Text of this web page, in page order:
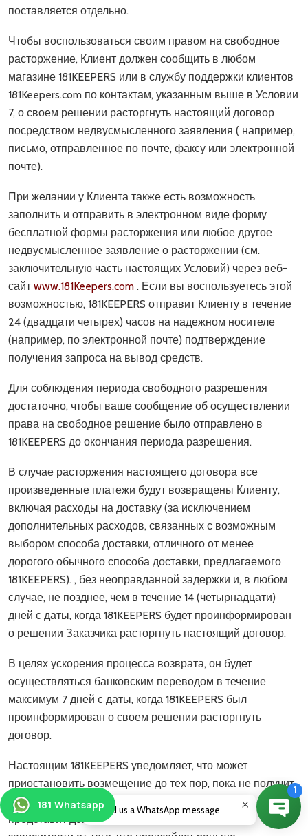
поставляется отдельно.
Чтобы воспользоваться своим правом на свободное
расторжение, Клиент должен сообщить в любом
магазине 181KEEPERS или в службу поддержки клиентов
181Keepers.com по контактам, указанным выше в Условии
7, о своем решении расторгнуть настоящий договор
посредством недвусмысленного заявления ( например,
письмо, отправленное по почте, факсу или электронной
почте).
При желании у Клиента также есть возможность
заполнить и отправить в электронном виде форму
бесплатной формы расторжения или любое другое
недвусмысленное заявление о расторжении (см.
заключительную часть настоящих Условий) через веб-
сайт www.181Keepers.com . Если вы воспользуетесь этой
возможностью, 181KEEPERS отправит Клиенту в течение
24 (двадцати четырех) часов на надежном носителе
(например, по электронной почте) подтверждение
получения запроса на вывод средств.
Для соблюдения периода свободного разрешения
достаточно, чтобы ваше сообщение об осуществлении
права на свободное решение было отправлено в
181KEEPERS до окончания периода разрешения.
В случае расторжения настоящего договора все
произведенные платежи будут возвращены Клиенту,
включая расходы на доставку (за исключением
дополнительных расходов, связанных с возможным
выбором способа доставки, отличного от менее
дорогого обычного способа доставки, предлагаемого
181KEEPERS). , без неоправданной задержки и, в любом
случае, не позднее, чем в течение 14 (четырнадцати)
дней с даты, когда 181KEEPERS будет проинформирован
о решении Заказчика расторгнуть настоящий договор.
В целях ускорения процесса возврата, он будет
осуществляться банковским переводом в течение
максимум 7 дней с даты, когда 181KEEPERS был
проинформирован о своем решении расторгнуть
договор.
Настоящим 181KEEPERS уведомляет, что может
приостановить возмещение до тех пор, пока не получит
возвращенный товар или пока покупатель не
представит доказательство отправки товара, в
Send us a WhatsApp message